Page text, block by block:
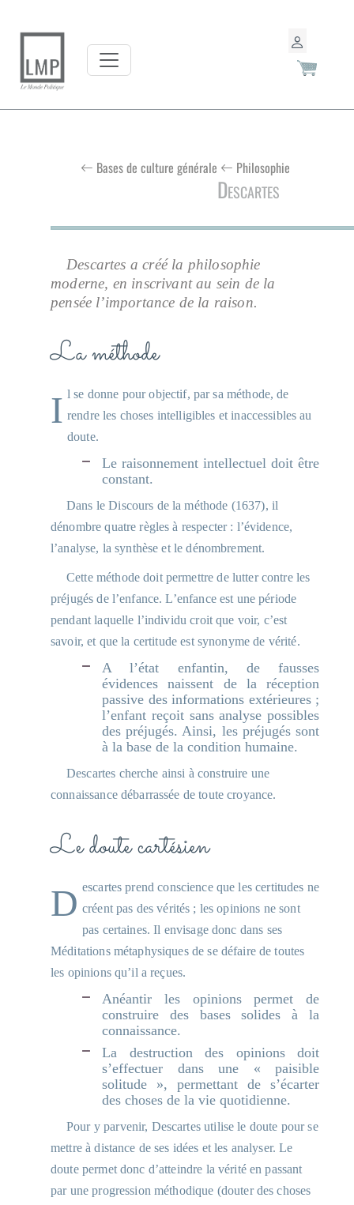
Bases de culture générale Philosophie
Descartes
Descartes a créé la philosophie
moderne, en inscrivant au sein de la
pensée l’importance de la raison.
La méthode
Il se donne pour objectif, par sa méthode, de rendre les choses intelligibles et inaccessibles au
doute.
Le raisonnement intellectuel doit être
constant.
Dans le Discours de la méthode (1637), il
dénombre quatre règles à respecter : l’évidence,
l’analyse, la synthèse et le dénombrement.
Cette méthode doit permettre de lutter contre les
préjugés de l’enfance. L’enfance est une période
pendant laquelle l’individu croit que voir, c’est
savoir, et que la certitude est synonyme de vérité.
A l’état enfantin, de fausses
évidences naissent de la réception
passive des informations extérieures ;
l’enfant reçoit sans analyse possibles
des préjugés. Ainsi, les préjugés sont
à la base de la condition humaine.
Descartes cherche ainsi à construire une
connaissance débarrassée de toute croyance.
Le doute cartésien
Descartes prend conscience que les certitudes ne créent pas des vérités ; les opinions ne sont
pas certaines. Il envisage donc dans ses
Méditations métaphysiques de se défaire de toutes
les opinions qu’il a reçues.
Anéantir les opinions permet de
construire des bases solides à la
connaissance.
La destruction des opinions doit
s’effectuer dans une « paisible
solitude », permettant de s’écarter
des choses de la vie quotidienne.
Pour y parvenir, Descartes utilise le doute pour se
mettre à distance de ses idées et les analyser. Le
doute permet donc d’atteindre la vérité en passant
par une progression méthodique (douter des choses